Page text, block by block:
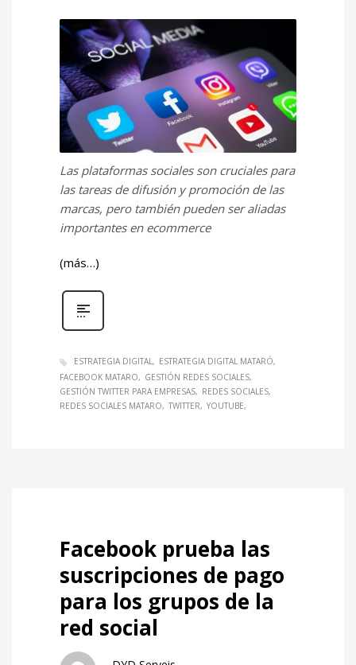
Las plataformas sociales son cruciales para
las tareas de difusión y promoción de las
marcas, pero también pueden ser aliadas
importantes en ecommerce
(más…)
ESTRATEGIA DIGITAL
ESTRATEGIA DIGITAL MATARÓ
FACEBOOK MATARO
GESTIÓN REDES SOCIALES
GESTIÓN TWITTER PARA EMPRESAS
REDES SOCIALES
REDES SOCIALES MATARO
TWITTER YOUTUBE
Facebook prueba las
suscripciones de pago
para los grupos de la
red social